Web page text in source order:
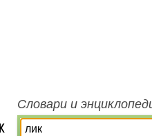
Словари и